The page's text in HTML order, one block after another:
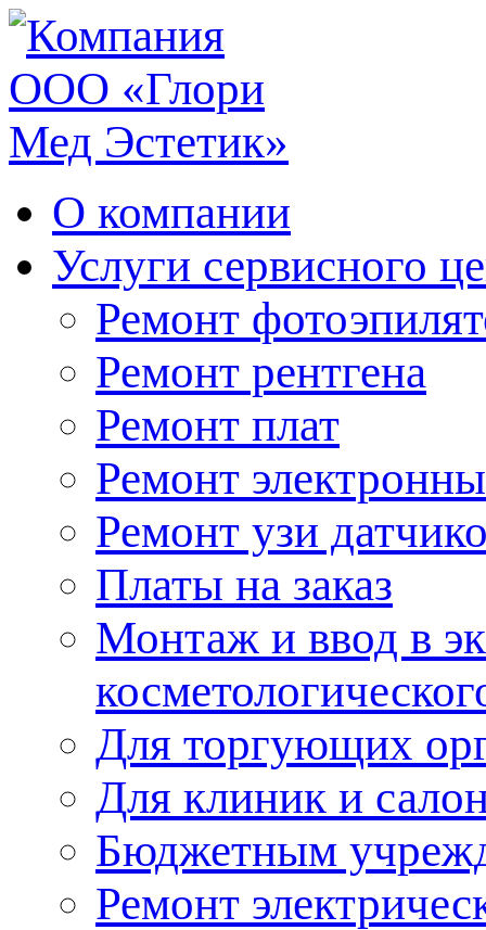
О компании
Услуги сервисного
Ремонт
Ремонт рентгена
Ремонт плат
Ремонт
Ремонт узи
Платы на заказ
Монтаж и ввод в
Для торгующих
Для клиник и
Бюджетным
Ремонт